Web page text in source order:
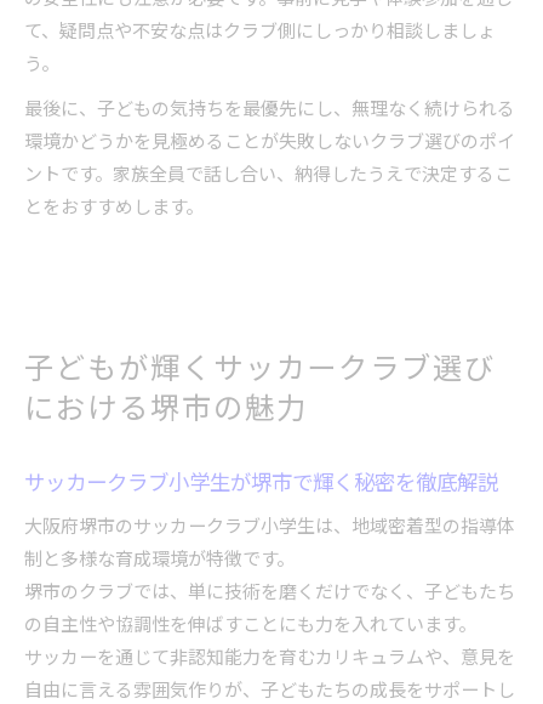
て、疑問点や不安な点はクラブ側にしっかり相談しましょ
う。
最後に、子どもの気持ちを最優先にし、無理なく続けられる
環境かどうかを見極めることが失敗しないクラブ選びのポイ
ントです。家族全員で話し合い、納得したうえで決定するこ
とをおすすめします。
子どもが輝くサッカークラブ選び
における堺市の魅力
サッカークラブ小学生が堺市で輝く秘密を徹底解説
大阪府堺市のサッカークラブ小学生は、地域密着型の指導体
制と多様な育成環境が特徴です。
堺市のクラブでは、単に技術を磨くだけでなく、子どもたち
の自主性や協調性を伸ばすことにも力を入れています。
サッカーを通じて非認知能力を育むカリキュラムや、意見を
自由に言える雰囲気作りが、子どもたちの成長をサポートし